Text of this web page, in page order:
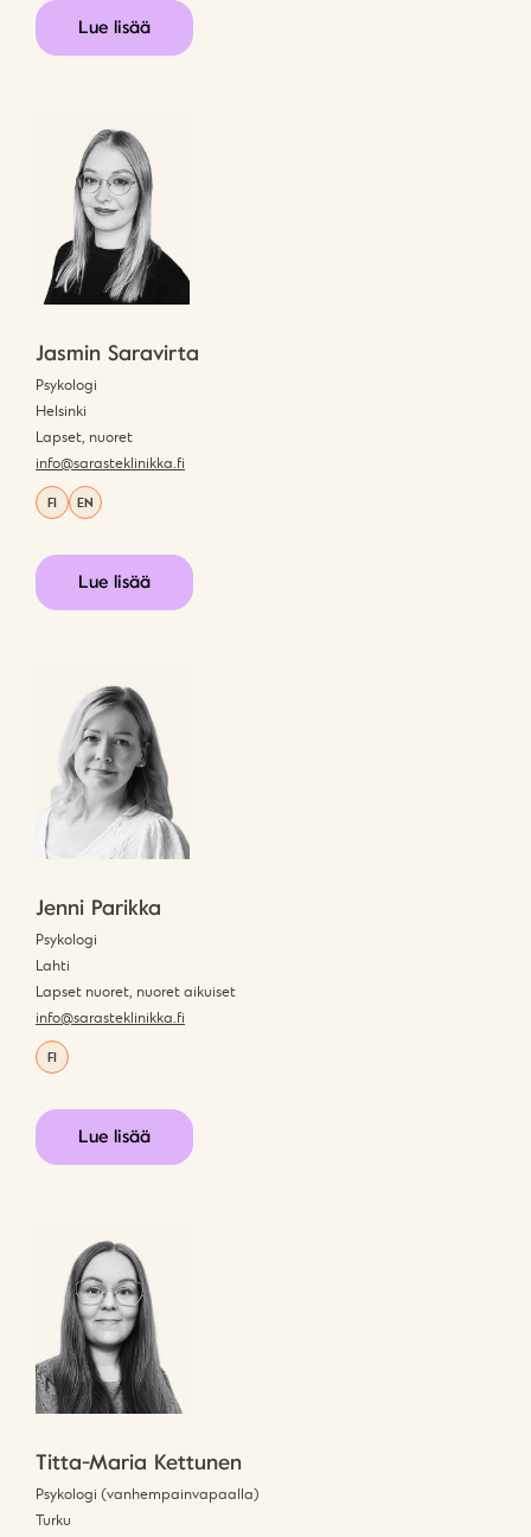
Lue lisää
Jasmin Saravirta
Psykologi
Helsinki
Lapset, nuoret
info@sarasteklinikka.fi
FI EN
Lue lisää
Jenni Parikka
Psykologi
Lahti
Lapset nuoret, nuoret aikuiset
info@sarasteklinikka.fi
FI
Lue lisää
Titta-Maria Kettunen
Psykologi (vanhempainvapaalla)
Turku